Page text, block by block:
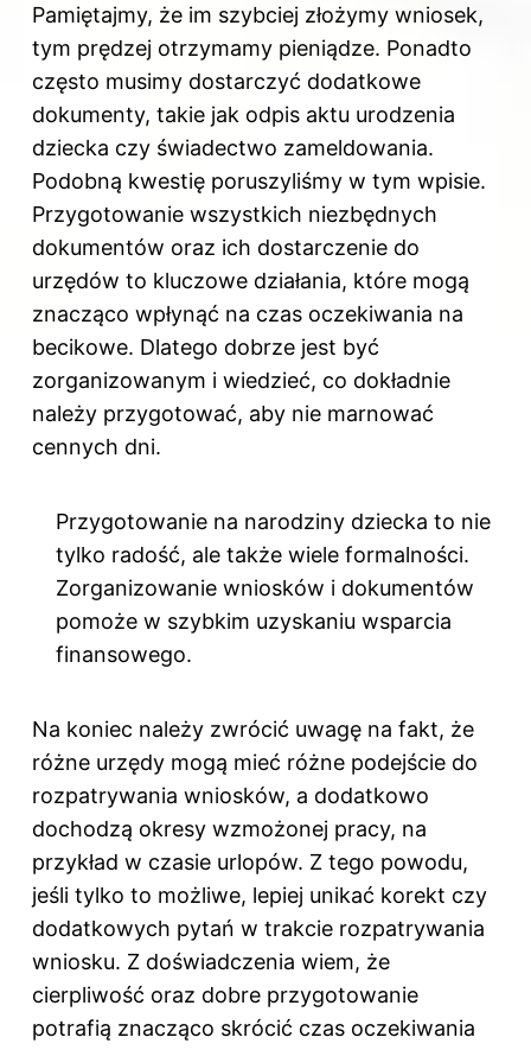
Pamiętajmy, że im szybciej złożymy wniosek,
tym prędzej otrzymamy pieniądze. Ponadto
często musimy dostarczyć dodatkowe
dokumenty, takie jak odpis aktu urodzenia
dziecka czy świadectwo zameldowania.
Podobną kwestię poruszyliśmy w tym wpisie.
Przygotowanie wszystkich niezbędnych
dokumentów oraz ich dostarczenie do
urzędów to kluczowe działania, które mogą
znacząco wpłynąć na czas oczekiwania na
becikowe. Dlatego dobrze jest być
zorganizowanym i wiedzieć, co dokładnie
należy przygotować, aby nie marnować
cennych dni.
Przygotowanie na narodziny dziecka to nie
tylko radość, ale także wiele formalności.
Zorganizowanie wniosków i dokumentów
pomoże w szybkim uzyskaniu wsparcia
finansowego.
Na koniec należy zwrócić uwagę na fakt, że
różne urzędy mogą mieć różne podejście do
rozpatrywania wniosków, a dodatkowo
dochodzą okresy wzmożonej pracy, na
przykład w czasie urlopów. Z tego powodu,
jeśli tylko to możliwe, lepiej unikać korekt czy
dodatkowych pytań w trakcie rozpatrywania
wniosku. Z doświadczenia wiem, że
cierpliwość oraz dobre przygotowanie
potrafią znacząco skrócić czas oczekiwania